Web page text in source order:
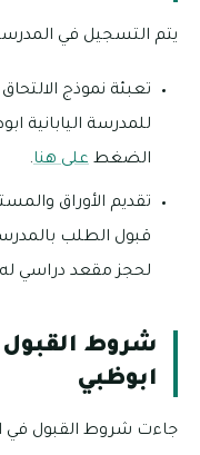
يتم التسجيل في المدرسة
تعبئة نموذج
للمدرسة اليابانية
الضغط على هنا.
تقديم الأوراق
قبول الطلب
لحجز مقعد دراسي
شروط القبول
ابوظبي
جاءت شروط القبول في